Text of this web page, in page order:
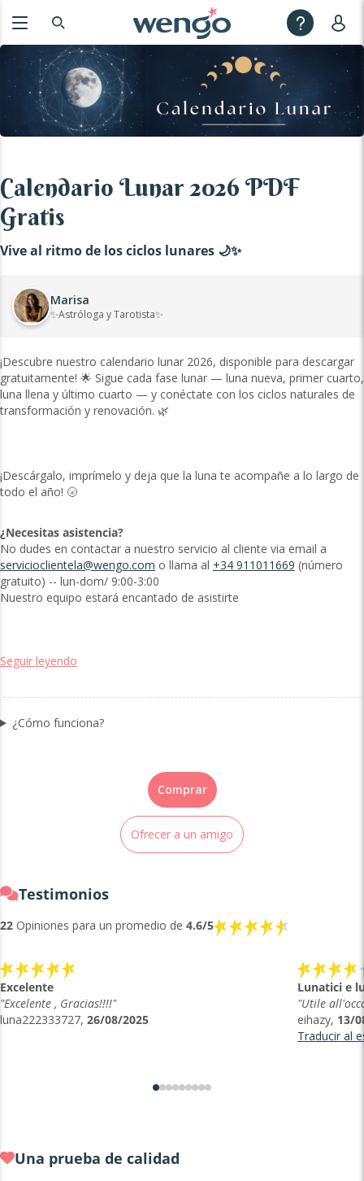
Calendario Lunar 2026 PDF
Gratis
Vive al ritmo de los ciclos lunares 🌙✨
Marisa
✨Astróloga y Tarotista✨
¡Descubre nuestro calendario lunar 2026, disponible para descargar
gratuitamente! 🌟 Sigue cada fase lunar — luna nueva, primer cuarto,
luna llena y último cuarto — y conéctate con los ciclos naturales de
transformación y renovación. 🌿
¡Descárgalo, imprímelo y deja que la luna te acompañe a lo largo de
todo el año! 🌝
¿Necesitas asistencia?
No dudes en contactar a nuestro servicio al cliente via email a
servicioclientela@wengo.com o llama al +34 911011669
gratuito) -- lun-dom/ 9:00-3:00
Nuestro equipo estará encantado de asistirte
Seguir leyendo
¿Cómo funciona?
Comprar
Ofrecer a un amigo
Testimonios
22 Opiniones para un promedio de 4.6/5
Excelente
"Excelente , Gracias!!!!"
luna222333727, 26/08/2025
Lunatici e
"Utile
eihazy, 13/
Traducir al
Una prueba de calidad